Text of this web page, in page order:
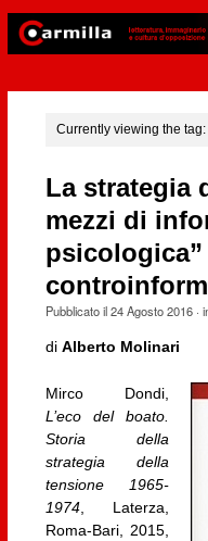
Currently viewing the tag:
La strategia
mezzi di
psicologica”
Pubblicato il24 Agosto 2016·
di Alberto Molinari
Mirco Dondi,
L’eco del boato.
Storia della
strategia della
tensione 1965-
1974, Laterza,
Roma-Bari, 2015,